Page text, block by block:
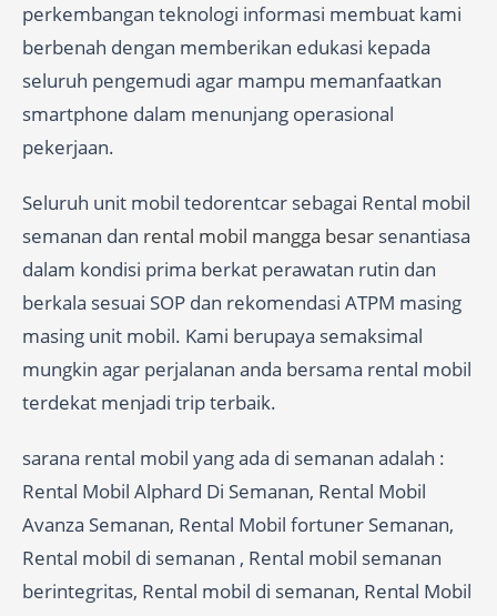
perkembangan teknologi informasi membuat kami
berbenah dengan memberikan edukasi kepada
seluruh pengemudi agar mampu memanfaatkan
smartphone dalam menunjang operasional
pekerjaan.
Seluruh unit mobil tedorentcar sebagai Rental mobil
semanan dan rental mobil mangga besar senantiasa
dalam kondisi prima berkat perawatan rutin dan
berkala sesuai SOP dan rekomendasi ATPM masing
masing unit mobil. Kami berupaya semaksimal
mungkin agar perjalanan anda bersama rental mobil
terdekat menjadi trip terbaik.
sarana rental mobil yang ada di semanan adalah :
Rental Mobil Alphard Di Semanan, Rental Mobil
Avanza Semanan, Rental Mobil fortuner Semanan,
Rental mobil di semanan , Rental mobil semanan
berintegritas, Rental mobil di semanan, Rental Mobil